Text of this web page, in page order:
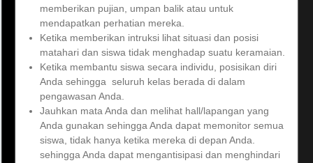
memberikan pujian, umpan balik atau untuk
mendapatkan perhatian mereka.
Ketika memberikan intruksi lihat situasi dan posisi
matahari dan siswa tidak menghadap suatu keramaian.
Ketika membantu siswa secara individu, posisikan diri
Anda sehingga seluruh kelas berada di dalam
pengawasan Anda.
Jauhkan mata Anda dan melihat hall/lapangan yang
Anda gunakan sehingga Anda dapat memonitor semua
siswa, tidak hanya ketika mereka di depan Anda.
sehingga Anda dapat mengantisipasi dan menghindari